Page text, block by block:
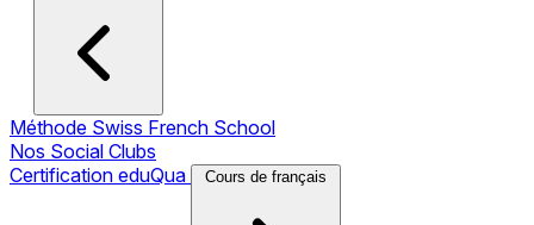
Méthode Swiss French School
Nos Social Clubs
Certification eduQua
Cours de français